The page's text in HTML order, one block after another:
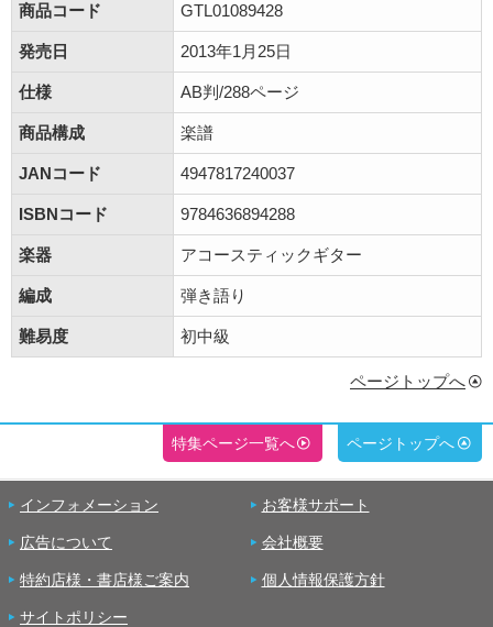
商品コード
GTL01089428
発売日 2013年1月25日
仕様 AB判/288ページ
商品構成 楽譜
JANコード 4947817240037
ISBNコード 9784636894288
楽器 アコースティックギター
編成 弾き語り
難易度 初中級
ページトップへ
特集ページ一覧へ ページトップへ
インフォメーション お客様サポート
広告について 会社概要
特約店様・書店様ご案内 個人情報保護方針
サイトポリシー